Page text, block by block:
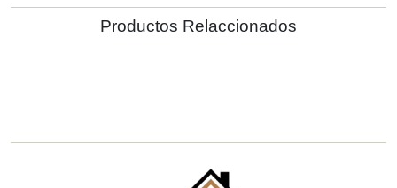
Productos Relaccionados